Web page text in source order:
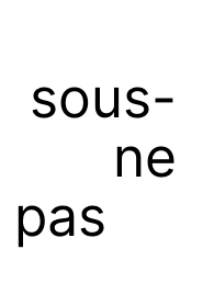
ne